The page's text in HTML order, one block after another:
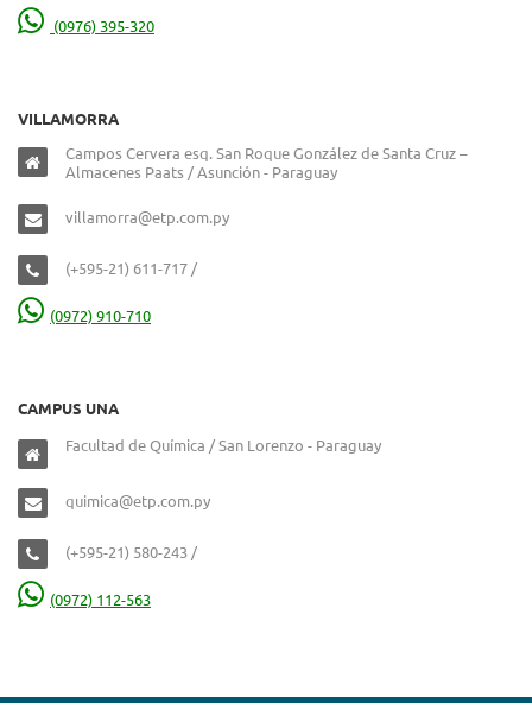
(0976) 395-320
VILLAMORRA
Campos Cervera esq. San Roque González de Santa Cruz –
Almacenes Paats / Asunción - Paraguay
villamorra@etp.com.py
(+595-21) 611-717 /
(0972) 910-710
CAMPUS UNA
Facultad de Química / San Lorenzo - Paraguay
quimica@etp.com.py
(+595-21) 580-243 /
(0972) 112-563